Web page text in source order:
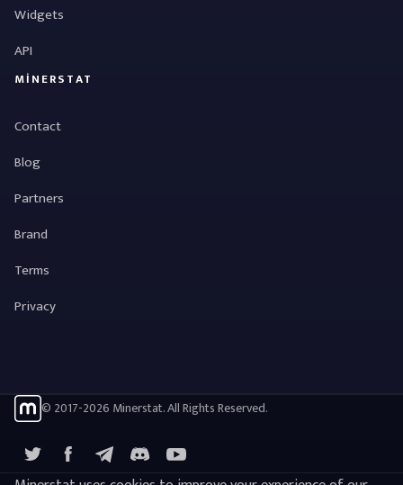
Widgets
API
MINERSTAT
Contact
Blog
Partners
Brand
Terms
Privacy
© 2017-2026 Minerstat. All Rights Reserved.
FacebookTelegramYouTube